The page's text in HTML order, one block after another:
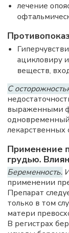
лечение
ацикловиру
веществ,
С
выраженными
лекарственных
Применение
грудью.
Беременность.
применении
Препарат
только в том
матери
В регистрах